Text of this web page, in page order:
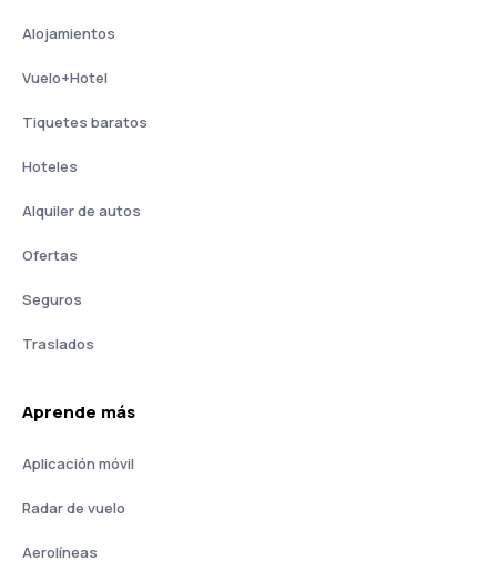
Alojamientos
Vuelo+Hotel
Tiquetes baratos
Hoteles
Alquiler de autos
Ofertas
Seguros
Traslados
Aprende más
Aplicación móvil
Radar de vuelo
Aerolíneas